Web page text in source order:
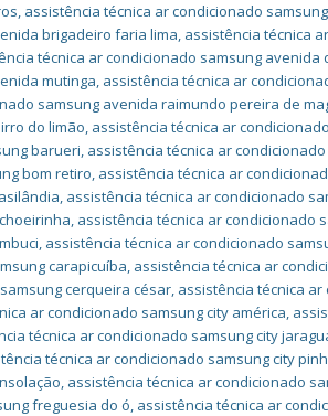
, assistência técnica ar condicionado
brigadeiro faria lima, assistência técnica
técnica ar condicionado samsung avenida
mutinga, assistência técnica ar
samsung avenida raimundo pereira de
do limão, assistência técnica ar
barueri, assistência técnica ar
bom retiro, assistência técnica ar
, assistência técnica ar condicionado
, assistência técnica ar condicionado
, assistência técnica ar condicionado
carapicuíba, assistência técnica ar
cerqueira césar, assistência técnica ar
ar condicionado samsung city américa,
técnica ar condicionado samsung city
técnica ar condicionado samsung city
, assistência técnica ar condicionado
freguesia do ó, assistência técnica ar